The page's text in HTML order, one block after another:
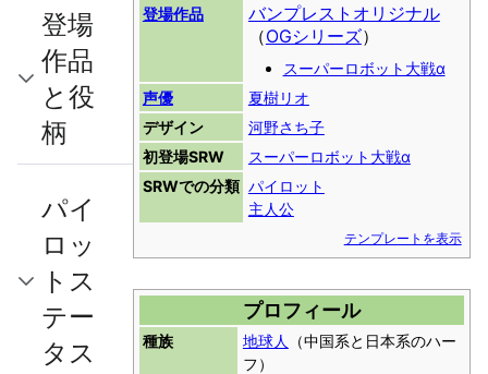
登場作品
バンプレストオリジナル
（OGシリーズ）
スーパーロボット大戦α
声優
夏樹リオ
デザイン
河野さち子
初登場SRW
スーパーロボット大戦α
SRWでの分類 パイロット
主人公
テンプレートを表示
プロフィール
種族 地球人
（中国系と日本系のハー
フ）
登場
作品
と役
柄
パイ
ロッ
トス
テー
タス